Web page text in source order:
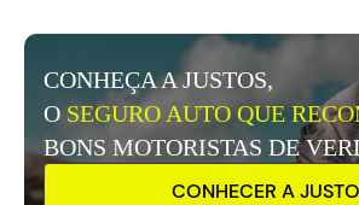
CONHEÇA A JUSTOS,
OSEGURO AUTO QUE
BONS MOTORISTAS DE
CONHECER A